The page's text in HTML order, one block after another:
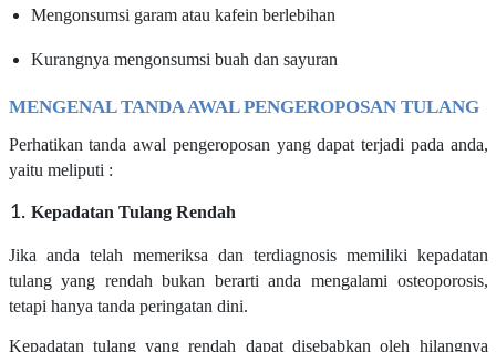
Mengonsumsi garam atau kafein berlebihan
Kurangnya mengonsumsi buah dan sayuran
MENGENAL TANDA AWAL PENGEROPOSAN TULANG
Perhatikan tanda awal pengeroposan yang dapat terjadi pada anda,
yaitu meliputi :
Kepadatan Tulang Rendah
Jika anda telah memeriksa dan terdiagnosis memiliki kepadatan
tulang yang rendah bukan berarti anda mengalami osteoporosis,
tetapi hanya tanda peringatan dini.
Kepadatan tulang yang rendah dapat disebabkan oleh hilangnya